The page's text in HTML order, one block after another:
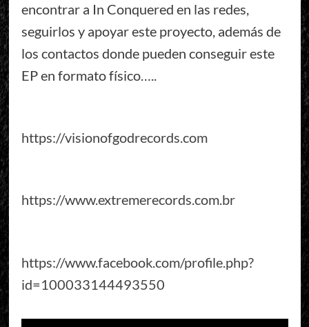
encontrar a In Conquered en las redes,
seguirlos y apoyar este proyecto, además de
los contactos donde pueden conseguir este
EP en formato físico…..
https://visionofgodrecords.com
https://www.extremerecords.com.br
https://www.facebook.com/profile.php?
id=100033144493550